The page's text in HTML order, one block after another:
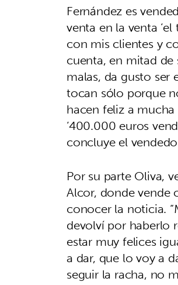
Fernández es
venta en la venta
con mis clientes y
cuenta, en mitad
malas, da gusto ser
tocan sólo porque
hacen feliz a
‘400.000 euros
concluye el
Por su parte Oliva,
Alcor, donde vende
conocer la noticia.
devolví por haberlo
estar muy felices
a dar, que lo voy a
seguir la racha, no